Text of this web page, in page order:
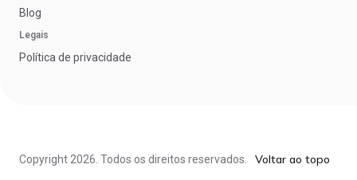
Blog
Legais
Política de privacidade
Copyright 2026 . Todos os direitos reservados. Voltar ao topo